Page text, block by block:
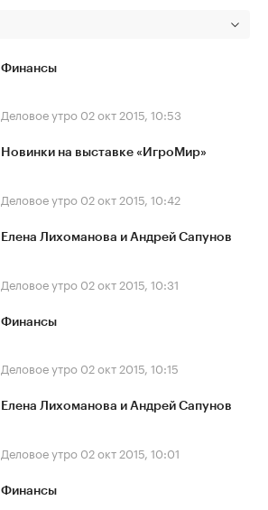
Финансы
Деловое утро 02 окт 2015, 10:53
Новинки на выставке «ИгроМир»
Деловое утро 02 окт 2015, 10:42
Елена Лихоманова и Андрей Сапунов
Деловое утро 02 окт 2015, 10:31
Финансы
Деловое утро 02 окт 2015, 10:15
Елена Лихоманова и Андрей Сапунов
Деловое утро 02 окт 2015, 10:01
Финансы